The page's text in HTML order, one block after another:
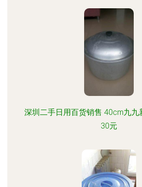
深圳二手日用百货销售 40cm九九
30元